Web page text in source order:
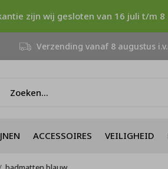
ACCESSOIRES VEILIGHEID
Verzending vanaf 8 augustus
zijn wij gesloten van 16 juli t/m